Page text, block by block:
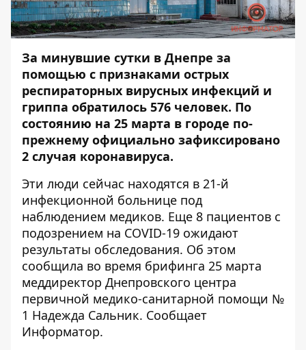
За минувшие сутки в Днепре за
помощью с признаками острых
респираторных вирусных инфекций и
гриппа обратилось 576 человек. По
состоянию на 25 марта в городе по-
прежнему официально зафиксировано
2 случая коронавируса.
Эти люди сейчас находятся в 21-й
инфекционной больнице под
наблюдением медиков. Еще 8 пациентов с
подозрением на COVID-19 ожидают
результаты обследования. Об этом
сообщила во время брифинга 25 марта
меддиректор Днепровского центра
первичной медико-санитарной помощи №
1 Надежда Сальник. Сообщает
Информатор.